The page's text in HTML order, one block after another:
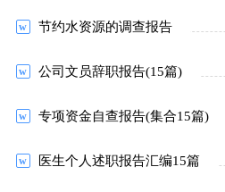
节约水资源的调查报告
公司文员辞职报告(15篇)
专项资金自查报告(集合15篇)
医生个人述职报告汇编15篇